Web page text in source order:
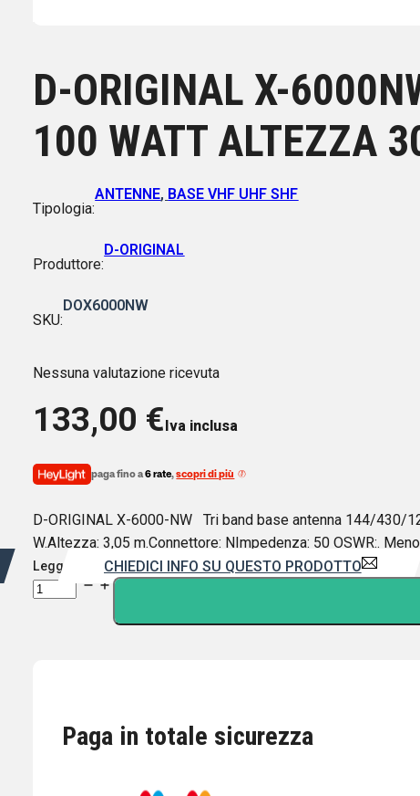
D-ORIGINAL X-
100 WATT ALTEZZA
Tipologia:
ANTENNE, BASE VHF UHF SHF
Produttore:
D-ORIGINAL
SKU:
DOX6000NW
Nessuna valutazione ricevuta
133,00 €Iva inclusa
paga fino a6 rate,scopri di più
D-ORIGINAL X-6000-NW Tri band base antenna 144/430/
W.Altezza: 3,05 m.Connettore: NImpedenza: 50 OSWR:.
Leggi di più CHIEDICI INFO SU QUESTO PRODOTTO
D-
144/430/1200
Paga in totale sicurezza